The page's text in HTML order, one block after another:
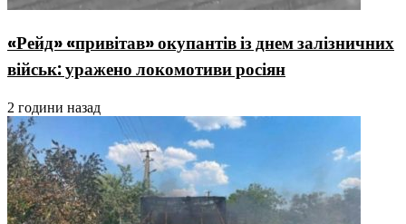
«Рейд» «привітав» окупантів із днем залізничних
військ: уражено локомотиви росіян
2 години назад